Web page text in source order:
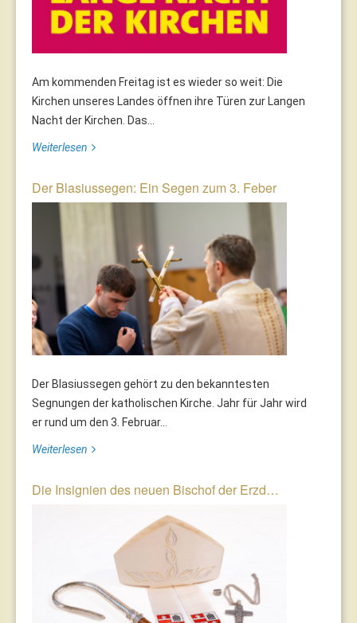
Am kommenden Freitag ist es wieder so weit: Die
Kirchen unseres Landes öffnen ihre Türen zur Langen
Nacht der Kirchen. Das...
Weiterlesen
Der Blasiussegen: Ein Segen zum 3. Feber
Der Blasiussegen gehört zu den bekanntesten
Segnungen der katholischen Kirche. Jahr für Jahr wird
er rund um den 3. Februar...
Weiterlesen
Die Insignien des neuen Bischof der Erzd…